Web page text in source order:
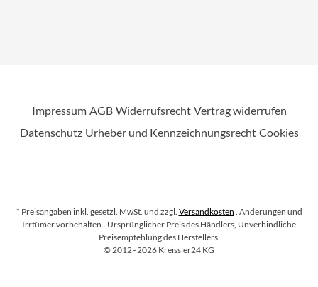
Impressum AGB Widerrufsrecht Vertrag widerrufen
Datenschutz Urheber und Kennzeichnungsrecht Cookies
* Preisangaben inkl. gesetzl. MwSt. und zzgl. Versandkosten . Änderungen und
Irrtümer vorbehalten.. Ursprünglicher Preis des Händlers, Unverbindliche
Preisempfehlung des Herstellers.
© Copyright
2012–2026 Kreissler24 KG